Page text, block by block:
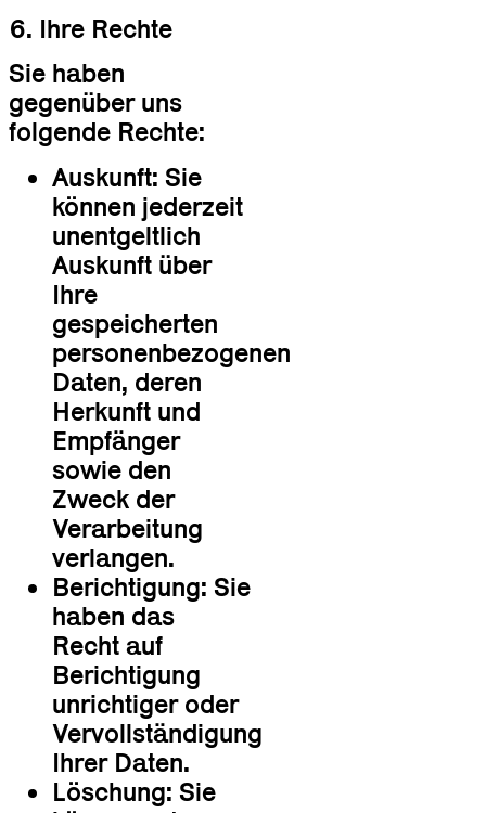
6. Ihre Rechte
Sie haben
gegenüber uns
folgende Rechte:
Auskunft: Sie
können jederzeit
unentgeltlich
Auskunft über
Ihre
gespeicherten
personenbezogenen
Daten, deren
Herkunft und
Empfänger
sowie den
Zweck der
Verarbeitung
verlangen.
Berichtigung: Sie
haben das
Recht auf
Berichtigung
unrichtiger oder
Vervollständigung
Ihrer Daten.
Löschung: Sie